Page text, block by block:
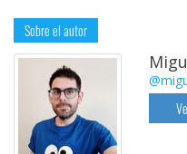
Sobre el autor